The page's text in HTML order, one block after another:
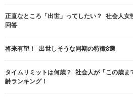
正直なところ「出世」ってしたい？ 社会人女
回答
将来有望！ 出世しそうな同期の特徴8選
タイムリミットは何歳？ 社会人が「この歳ま
齢ランキング！